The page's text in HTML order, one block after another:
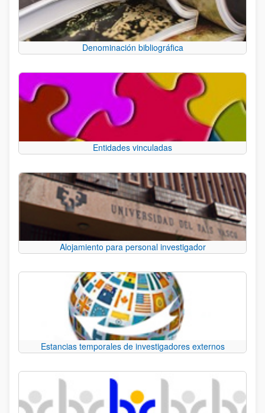
Denominación bibliográfica
Entidades vinculadas
Alojamiento para personal investigador
Estancias temporales de investigadores externos